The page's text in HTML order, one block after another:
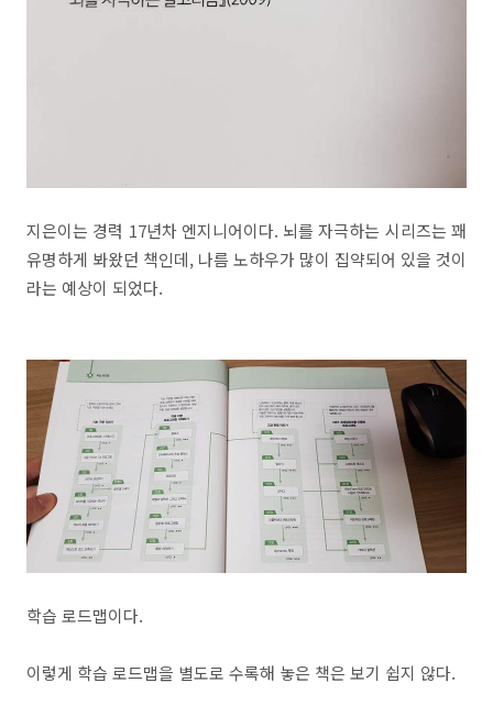
지은이는 경력 17년차 엔지니어이다. 뇌를 자극하는 시리즈는 꽤
유명하게 봐왔던 책인데, 나름 노하우가 많이 집약되어 있을 것이
라는 예상이 되었다.
학습 로드맵이다.
이렇게 학습 로드맵을 별도로 수록해 놓은 책은 보기 쉽지 않다.